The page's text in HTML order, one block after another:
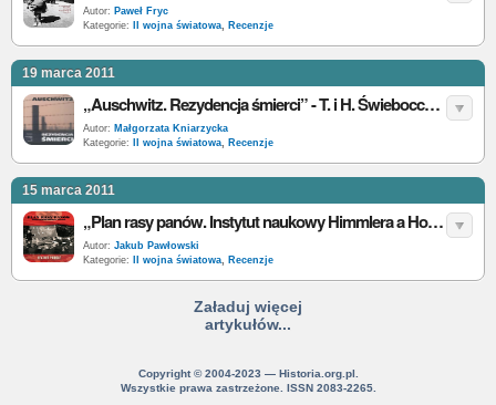
Autor: Paweł Fryc
Kategorie:
II wojna światowa, Recenzje
19 marca 2011
„Auschwitz. Rezydencja śmierci” - T. i H. Świeboccy - recenzja
Autor: Małgorzata Kniarzycka
Kategorie:
II wojna światowa, Recenzje
15 marca 2011
„Plan rasy panów. Instytut naukowy Himmlera a Holokaust” - H. Pringle - recenzja
Autor: Jakub Pawłowski
Kategorie:
II wojna światowa, Recenzje
Załaduj więcej
artykułów...
Copyright © 2004-2023 — Historia.org.pl.
Wszystkie prawa zastrzeżone. ISSN 2083-2265.